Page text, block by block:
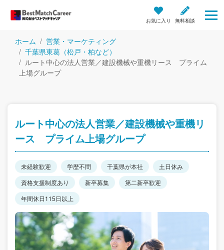
お気に入り 無料相談
ホーム
営業・マーケティング
千葉県東葛（松戸・柏など）
ルート中心の法人営業／建設機械や重機リース プライム
上場グループ
ルート中心の法人営業／建設機械や重機リ
ース プライム上場グループ
未経験歓迎 学歴不問 千葉県が本社
土日休み
資格支援制度あり
新卒募集
第二新卒歓迎
年間休日115日以上